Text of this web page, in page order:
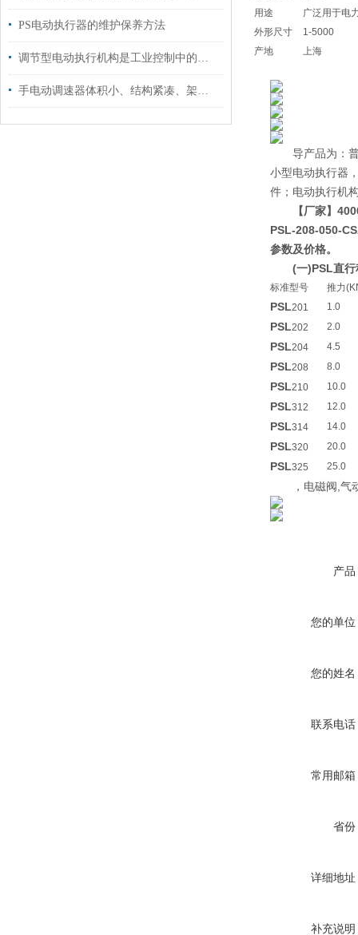
PS电动执行器的维护保养方法
调节型电动执行机构是工业控制中的一个重要环节
手电动调速器体积小、结构紧凑、架构合理
用途
广泛用于电
外形尺寸
1-5000
产地
上海
导产品为：普
小型电动执行器
件；电动执行机
【厂家】
PSL-208-050-
参数及价格。
(一)PSL直
标准型号 推力
PSL201 1.0
PSL202 2.0
PSL204 4.5
PSL208 8.0
PSL210 10.0
PSL312 12.0
PSL314 14.0
PSL320 20.0
PSL325 25.0
，电磁阀,气动
产品
您的单位
您的姓名
联系电话
常用邮箱
省份
详细地址
补充说明